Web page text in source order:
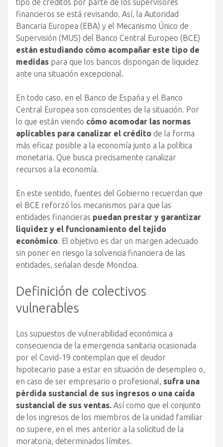
tipo de créditos por parte de los supervisores
financieros se está revisando. Así, la Autoridad
Bancaria Europea (EBA) y el Mecanismo Único de
Supervisión (MUS) del Banco Central Europeo (BCE)
están estudiando cómo acompañar este tipo de
medidas para que los bancos dispongan de liquidez
ante una situación excepcional.
En todo caso, en el Banco de España y el Banco
Central Europea son conscientes de la situación. Por
lo que están viendo cómo acomodar las normas
aplicables para canalizar el crédito de la forma
más eficaz posible a la economía junto a la política
monetaria. Que busca precisamente canalizar
recursos a la economía.
En este sentido, fuentes del Gobierno recuerdan que
el BCE reforzó los mecanismos para que las
entidades financieras puedan prestar y garantizar
liquidez y el funcionamiento del tejido
económico. El objetivo es dar un margen adecuado
sin poner en riesgo la solvencia financiera de las
entidades, señalan desde Moncloa.
Definición de colectivos
vulnerables
Los supuestos de vulnerabilidad económica a
consecuencia de la emergencia sanitaria ocasionada
por el Covid-19 contemplan que el deudor
hipotecario pase a estar en situación de desempleo o,
en caso de ser empresario o profesional, sufra una
pérdida sustancial de sus ingresos o una caída
sustancial de sus ventas. Así como que el conjunto
de los ingresos de los miembros de la unidad familiar
no supere, en el mes anterior a la solicitud de la
moratoria, determinados límites.